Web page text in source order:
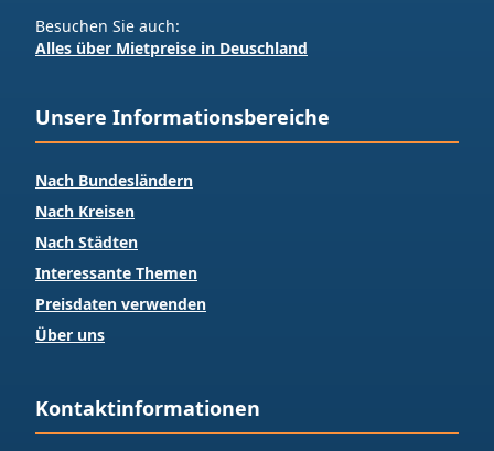
Besuchen Sie auch:
Alles über Mietpreise in Deuschland
Unsere Informationsbereiche
Nach Bundesländern
Nach Kreisen
Nach Städten
Interessante Themen
Preisdaten verwenden
Über uns
Kontaktinformationen